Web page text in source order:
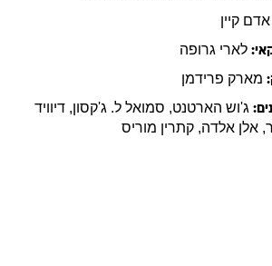
אדם קיין
לארי גרופה
מארק פרידמן
ג'וש הארטנט, סמואל ל. ג'קסון, דיוויד
, אלן אלדה, קתרין מוריס